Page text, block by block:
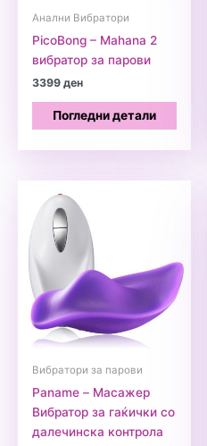
Анални Вибратори
PicoBong – Mahana 2
вибратор за парови
3399ден
Погледни детали
Вибратори за парови
Paname – Масажер
Вибратор за гаќички со
далечинска контрола